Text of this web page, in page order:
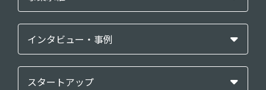
インタビュー・事例
スタートアップ